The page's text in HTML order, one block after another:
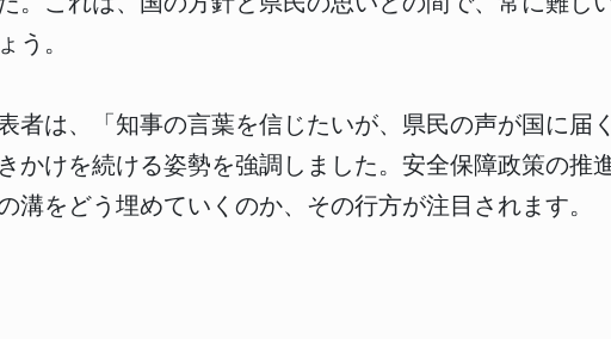
う。
者は、「知事の言葉を信じたいが、県民の声が国に届
かけを続ける姿勢を強調しました。安全保障政策の推
溝をどう埋めていくのか、その行方が注目されます。